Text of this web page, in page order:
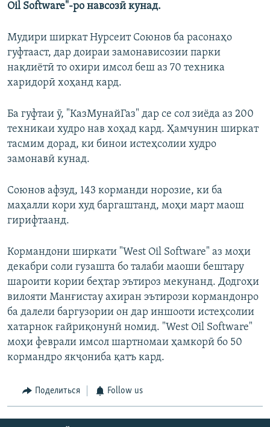
Oil Software"-ро навсозӣ кунад.
Мудири ширкат Нурсеит Союнов ба расонаҳо
гуфтааст, дар доираи замонависозии парки
нақлиётӣ то охири имсол беш аз 70 техника
харидорӣ хоҳанд кард.
Ба гуфтаи ӯ, "КазМунайГаз" дар се сол зиёда аз 200
техникаи худро нав хоҳад кард. Ҳамчунин ширкат
тасмим дорад, ки бинои истеҳсолии худро
замонавӣ кунад.
Союнов афзуд, 143 корманди норозие, ки ба
маҳалли кори худ баргаштанд, моҳи март маош
гирифтаанд.
Кормандони ширкати "West Oil Software" аз моҳи
декабри соли гузашта бо талаби маоши бештару
шароити кории беҳтар эътироз мекунанд. Додгоҳи
вилояти Манғистау ахиран эътирози кормандонро
ба далели баргузории он дар иншооти истеҳсолии
хатарнок ғайриқонунӣ номид. "West Oil Software"
моҳи феврали имсол шартномаи ҳамкорӣ бо 50
кормандро якҷониба қатъ кард.
Поделиться Follow us